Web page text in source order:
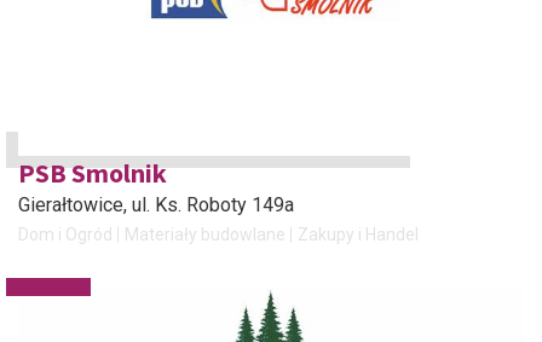
PSB Smolnik
Gierałtowice, ul. Ks. Roboty 149a
Dom i Ogród Materiały budowlane Zakupy i Handel